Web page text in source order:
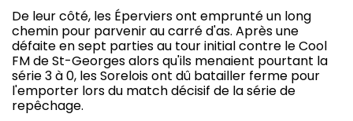
De leur côté, les Éperviers ont emprunté un long
chemin pour parvenir au carré d'as. Après une
défaite en sept parties au tour initial contre le Cool
FM de St-Georges alors qu'ils menaient pourtant la
série 3 à 0, les Sorelois ont dû batailler ferme pour
l'emporter lors du match décisif de la série de
repêchage.